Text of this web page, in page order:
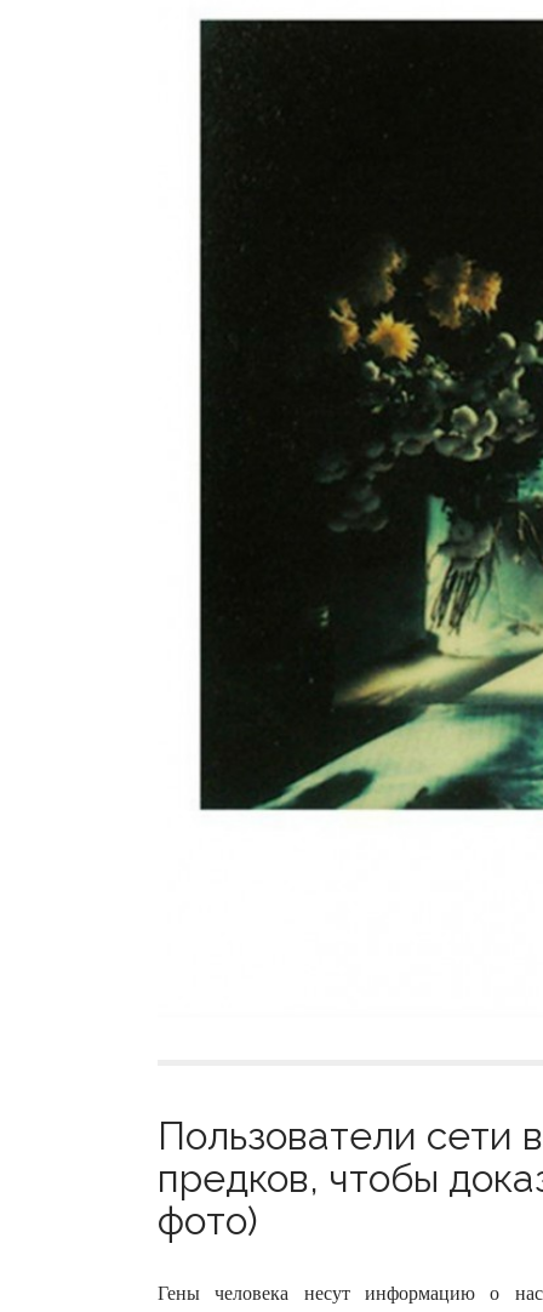
Пользователи сети
предков, чтобы
фото)
Гены человека несут информацию о